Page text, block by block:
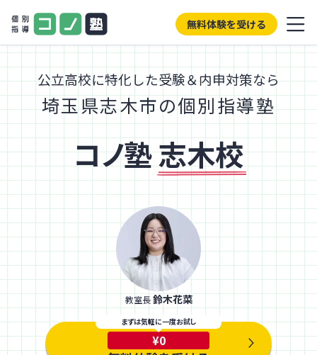
無料体験を受ける
埼玉県志木市の個別指導塾
コノ塾志木校
公立高校に特化した受験＆内申対策なら
まずは気軽に一度お試し
¥0
教室長鈴木花菜